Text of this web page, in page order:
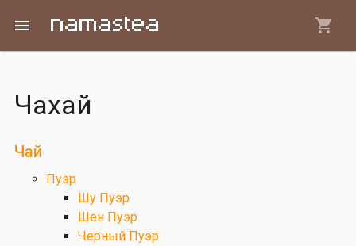
menu
Вы здесь
Чахай
Чай
Пуэр
Шу Пуэр
Шен Пуэр
Черный Пуэр